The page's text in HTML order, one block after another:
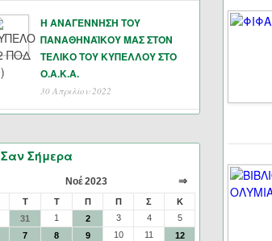
Η ΑΝΑΓΕΝΝΗΣΗ ΤΟΥ
ΠΑΝΑΘΗΝΑΪΚΟΥ ΜΑΣ ΣΤΟΝ
ΤΕΛΙΚΟ ΤΟΥ ΚΥΠΕΛΛΟΥ ΣΤΟ
Ο.Α.Κ.Α.
30 Απριλίου 2022
Σαν Σήμερα
Νοέ 2023 ⇒
Τ Τ Π Π Σ
Κ
31 1 2 3 4
5
7 8 9 10 11
12